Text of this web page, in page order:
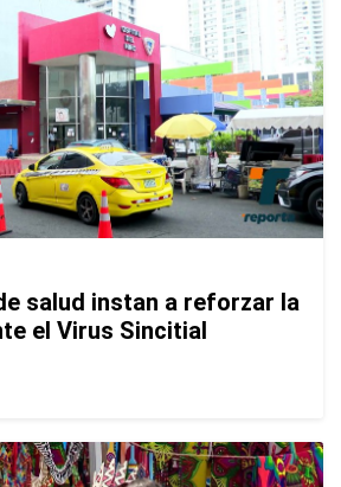
salud instan a reforzar la
el Virus Sincitial